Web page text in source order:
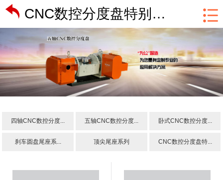
CNC数控分度盘特别配件
四轴CNC数控分度... 五轴CNC数控分度... 卧式CNC数控分度...
刹车圆盘尾座系... 顶尖尾座系列 CNC数控分度盘特...